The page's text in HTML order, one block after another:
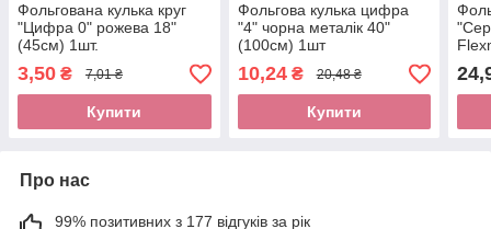
Фольгована кулька круг
"Цифра 0" рожева 18"
(45см) 1шт.
3,50 ₴ 7,01 ₴
Купити
Фольгова кулька цифра
"4" чорна металік 40"
(100см) 1шт
10,24₴ 20,48 ₴
Купити
Про нас
99% позитивних з 177 відгуків за рік